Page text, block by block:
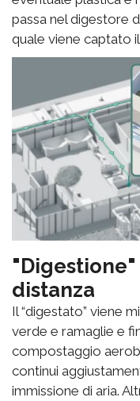
passa nel digestore
quale viene captato
distanza
Il “digestato” viene
verde e ramaglie e
compostaggio
continui
immissione di aria.